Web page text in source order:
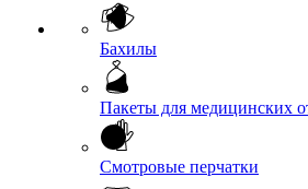
Бахилы
Пакеты для медицинских
Смотровые перчатки